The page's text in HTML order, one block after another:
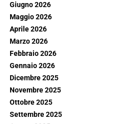
Giugno 2026
Maggio 2026
Aprile 2026
Marzo 2026
Febbraio 2026
Gennaio 2026
Dicembre 2025
Novembre 2025
Ottobre 2025
Settembre 2025